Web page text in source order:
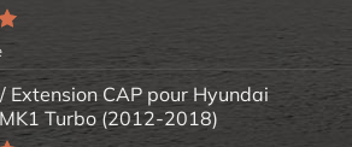
Extension CAP pour Hyundai
Turbo (2012-2018)